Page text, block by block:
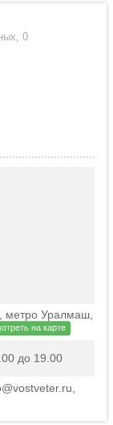
, 0
метро Уралмаш,
на карте
до 19.00